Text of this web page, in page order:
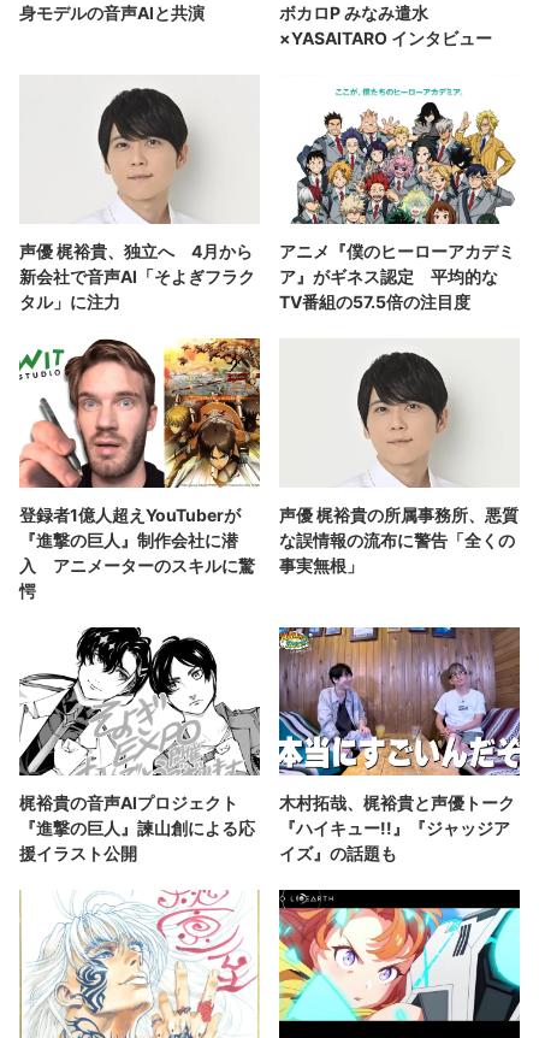
身モデルの音声AIと共演
ボカロP みなみ遣水
×YASAITARO インタビュー
声優 梶裕貴、独立へ 4月から
新会社で音声AI「そよぎフラク
タル」に注力
アニメ『僕のヒーローアカデミ
ア』がギネス認定 平均的な
TV番組の57.5倍の注目度
登録者1億人超えYouTuberが
『進撃の巨人』制作会社に潜
入 アニメーターのスキルに驚
愕
声優 梶裕貴の所属事務所、悪質
な誤情報の流布に警告「全くの
事実無根」
梶裕貴の音声AIプロジェクト
『進撃の巨人』諫山創による応
援イラスト公開
木村拓哉、梶裕貴と声優トーク
『ハイキュー!!』『ジャッジア
イズ』の話題も